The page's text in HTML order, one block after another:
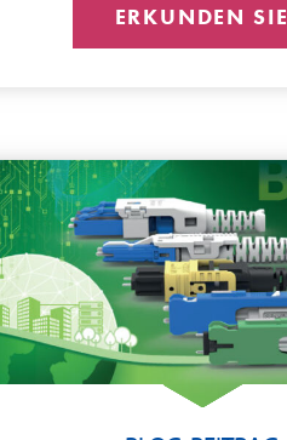
ERKUNDEN SIE